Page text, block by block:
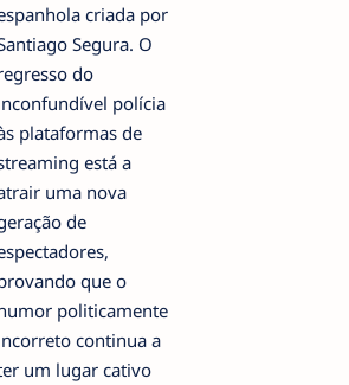
criada por
Segura. O
do
polícia
plataformas de
está a
uma nova
de
que o
politicamente
continua a
um lugar cativo